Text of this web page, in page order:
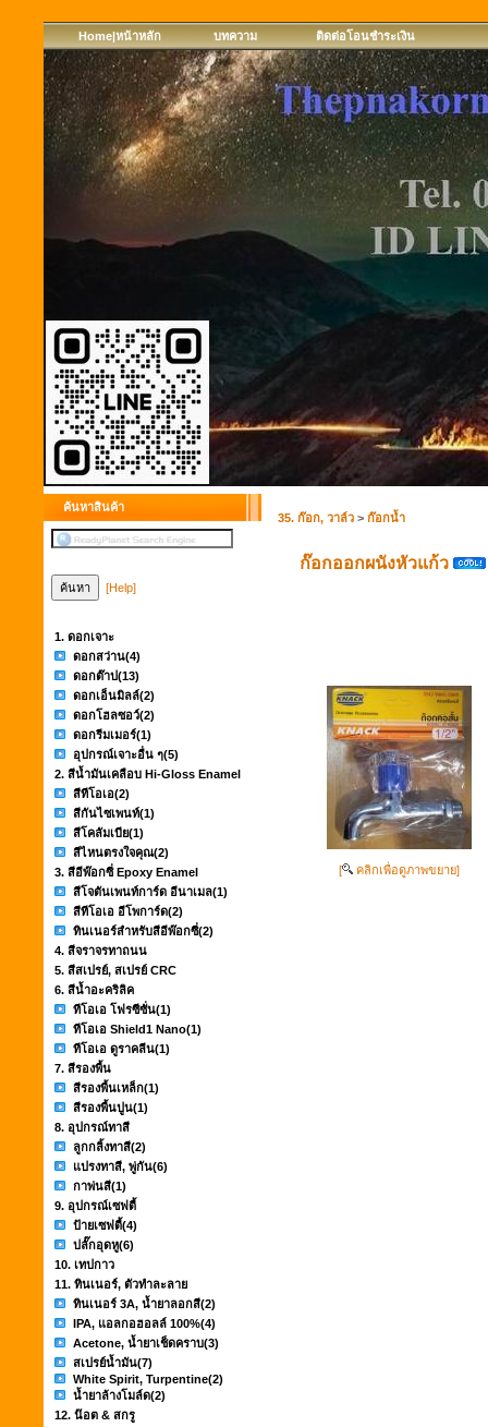
Home|หน้าหลัก บทความ ติดต่อโอนชำระเงิน
ค้นหาสินค้า
[Help]
1. ดอกเจาะ
ดอกสว่าน(4)
ดอกต๊าป(13)
ดอกเอ็นมิลล์(2)
ดอกโฮลซอว์(2)
ดอกรีมเมอร์(1)
อุปกรณ์เจาะอื่น ๆ(5)
2. สีน้ำมันเคลือบ Hi-Gloss Enamel
สีทีโอเอ(2)
สีกันไซเพนท์(1)
สีโคลัมเบีย(1)
สีไหนตรงใจคุณ(2)
3. สีอีพ๊อกซี่ Epoxy Enamel
สีโจตันเพนท์การ์ด อีนาเมล(1)
สีทีโอเอ อีโพการ์ด(2)
ทินเนอร์สำหรับสีอีพ๊อกซี่(2)
4. สีจราจรทาถนน
5. สีสเปรย์, สเปรย์ CRC
6. สีน้ำอะคริลิค
ทีโอเอ โฟรซีซั่น(1)
ทีโอเอ Shield1 Nano(1)
ทีโอเอ ดูราคลีน(1)
7. สีรองพื้น
สีรองพื้นเหล็ก(1)
สีรองพื้นปูน(1)
8. อุปกรณ์ทาสี
ลูกกลิ้งทาสี(2)
แปรงทาสี, พู่กัน(6)
กาพ่นสี(1)
9. อุปกรณ์เซฟตี้
ป้ายเซฟตี้(4)
ปลั๊กอุดหู(6)
10. เทปกาว
11. ทินเนอร์, ตัวทำละลาย
ทินเนอร์ 3A, น้ำยาลอกสี(2)
IPA, แอลกอฮอลล์ 100%(4)
Acetone, น้ำยาเช็ดคราบ(3)
สเปรย์น้ำมัน(7)
White Spirit, Turpentine(2)
น้ำยาล้างโมล์ด(2)
12. น๊อต & สกรู
35. ก๊อก, วาล์ว > ก๊อกน้ำ
ก๊อกออกผนังหัวแก้ว
[ คลิกเพื่อดูภาพขยาย]